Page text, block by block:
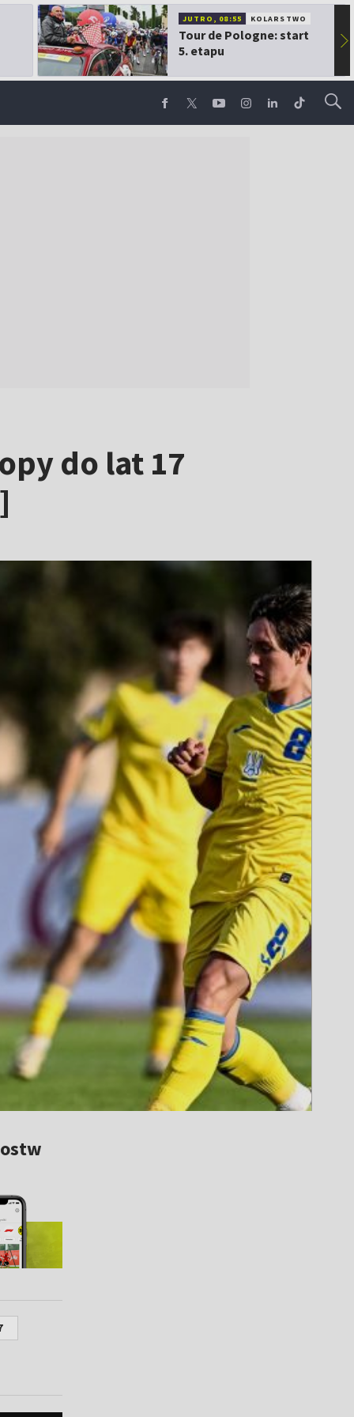
JUTRO, 08:55 KOLARSTWO
Tour de Pologne: start
5. etapu
▶
do lat 17